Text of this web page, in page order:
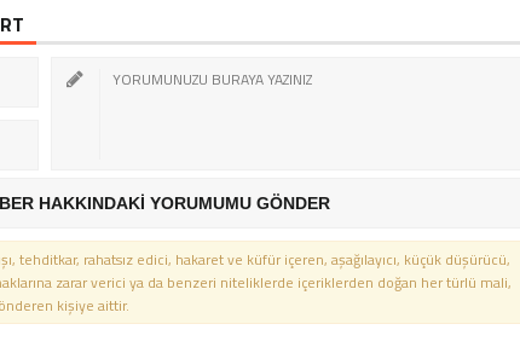
HAKKINDAKİ YORUMUMU GÖNDER
tehditkar, rahatsız edici, hakaret ve küfür içeren, aşağılayıcı, küçük düşürücü,
zarar verici ya da benzeri niteliklerde içeriklerden doğan her türlü mali,
kişiye aittir.